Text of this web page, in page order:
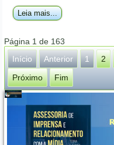
Leia mais...
Página 1 de 163
Início
Anterior 1 2
Próximo
Fim